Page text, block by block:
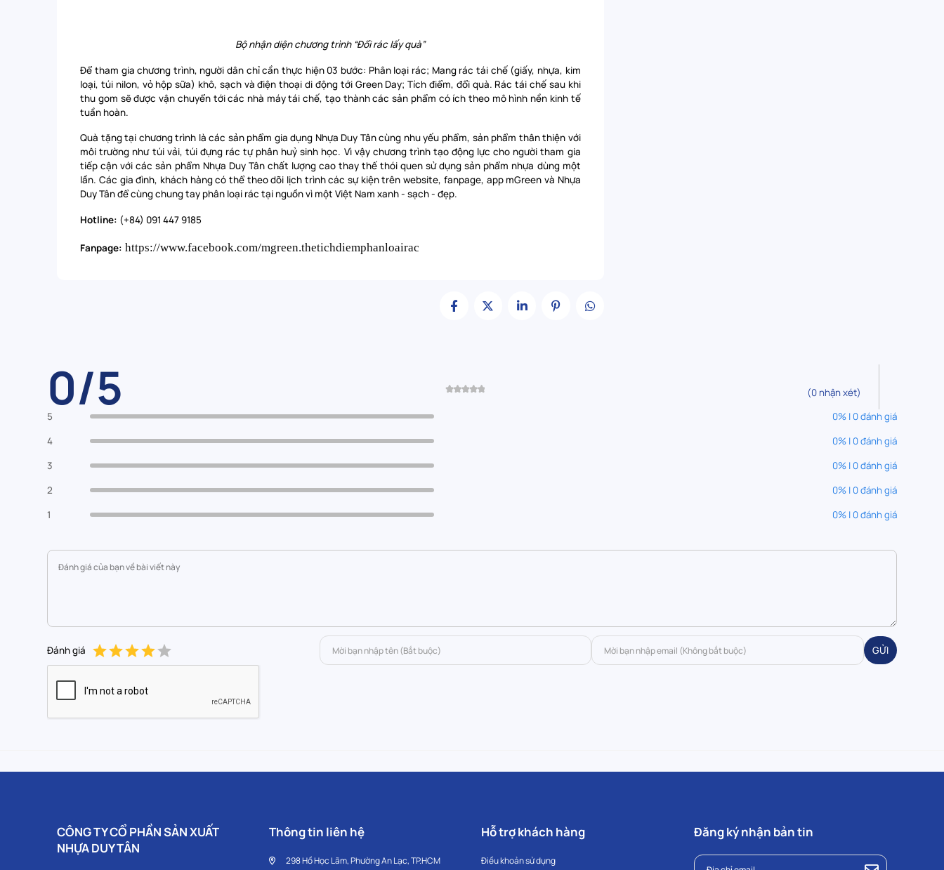
Bộ nhận diện chương trình “Đổi rác lấy quà”
Để tham gia chương trình, người dân chỉ cần thực hiện 03 bước: Phân loại rác; Mang rác tái chế (giấy, nhựa, kim
loại, túi nilon, vỏ hộp sữa) khô, sạch và điện thoại di động tới Green Day; Tích điểm, đổi quà. Rác tái chế sau khi
thu gom sẽ được vận chuyển tới các nhà máy tái chế, tạo thành các sản phẩm có ích theo mô hình nền kinh tế
tuần hoàn.
Quà tặng tại chương trình là các sản phẩm gia dụng Nhựa Duy Tân cùng nhu yếu phẩm, sản phẩm thân thiện với
môi trường như túi vải, túi đựng rác tự phân huỷ sinh học. Vì vậy chương trình tạo động lực cho người tham gia
tiếp cận với các sản phẩm Nhựa Duy Tân chất lượng cao thay thế thói quen sử dụng sản phẩm nhựa dùng một
lần. Các gia đình, khách hàng có thể theo dõi lịch trình các sự kiện trên website, fanpage, app mGreen và Nhựa
Duy Tân để cùng chung tay phân loại rác tại nguồn vì một Việt Nam xanh - sạch - đẹp.
Hotline: (+84) 091 447 9185
Fanpage: https://www.facebook.com/mgreen.thetichdiemphanloairac
0/5
(0 nhận xét)
5
0% | 0 đánh giá
4
0% | 0 đánh giá
3
0% | 0 đánh giá
2
0% | 0 đánh giá
1
0% | 0 đánh giá
Đánh giá GỬI
CÔNG TY CỔ PHẦN SẢN XUẤT
NHỰA DUY TÂN
Thông tin liên hệ
298 Hồ Học Lãm, Phường An Lạc, TP.HCM
Hỗ trợ khách hàng
Điều khoản sử dụng
Đăng ký nhận bản tin